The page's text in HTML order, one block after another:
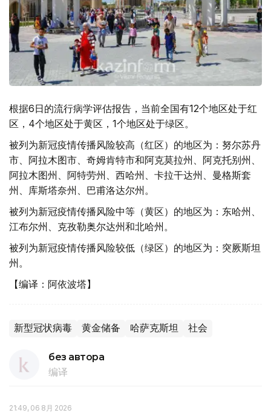
根据6日的流行病学评估报告，当前全国有12个地区处于红
区，4个地区处于黄区，1个地区处于绿区。
被列为新冠疫情传播风险较高（红区）的地区为：努尔苏丹
市、阿拉木图市、奇姆肯特市和阿克莫拉州、阿克托别州、
阿拉木图州、阿特劳州、西哈州、卡拉干达州、曼格斯套
州、库斯塔奈州、巴甫洛达尔州。
被列为新冠疫情传播风险中等（黄区）的地区为：东哈州、
江布尔州、克孜勒奥尔达州和北哈州。
被列为新冠疫情传播风险较低（绿区）的地区为：突厥斯坦
州。
【编译：阿依波塔】
新型冠状病毒 黄金储备 哈萨克斯坦 社会
без автора
编译
21:49, 06 8月 2026